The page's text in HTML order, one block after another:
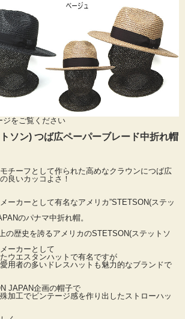
ジをご覧ください
ソン) つば広ペーパーブレード中折れ帽
チーフとして作られた高めなクラウンにつば広
良いカッコよさ！
ーカーとして有名なアメリカ”STETSON(ステッ
のパナマ中折れ帽。
の歴史を誇るアメリカのSTETSON(ステットソ
ーカーとして
ウエスタンハットで有名ですが
用者の多いドレスハットも魅力的なブランドで
JAPAN企画の帽子で
加工でビンテージ感を作り出したストローハッ